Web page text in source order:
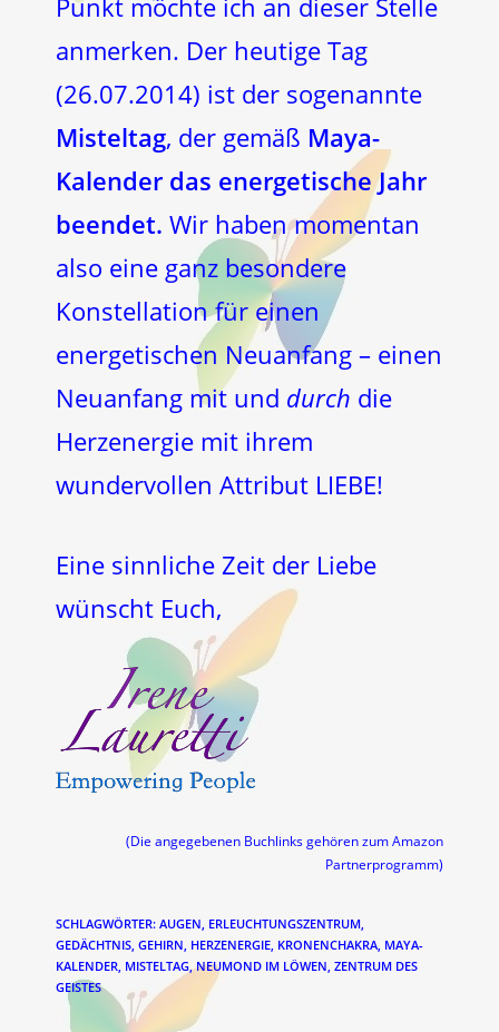
Punkt möchte ich an dieser Stelle
anmerken. Der heutige Tag
(26.07.2014) ist der sogenannte
Misteltag, der gemäß Maya-
Kalender das energetische Jahr
beendet. Wir haben momentan
also eine ganz besondere
Konstellation für einen
energetischen Neuanfang – einen
Neuanfang mit und durch die
Herzenergie mit ihrem
wundervollen Attribut LIEBE!
Eine sinnliche Zeit der Liebe
wünscht Euch,
(Die angegebenen Buchlinks gehören zum Amazon
Partnerprogramm)
SCHLAGWÖRTER: AUGEN, ERLEUCHTUNGSZENTRUM,
GEDÄCHTNIS, GEHIRN, HERZENERGIE, KRONENCHAKRA, MAYA-
KALENDER, MISTELTAG, NEUMOND IM LÖWEN, ZENTRUM DES
GEISTES